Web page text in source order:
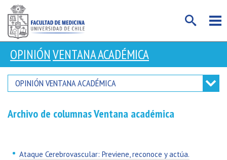
OPINIÓNVENTANA ACADÉMICA
OPINIÓN VENTANA ACADÉMICA
Archivo de columnas Ventana académica
Ataque Cerebrovascular: Previene, reconoce y actúa.